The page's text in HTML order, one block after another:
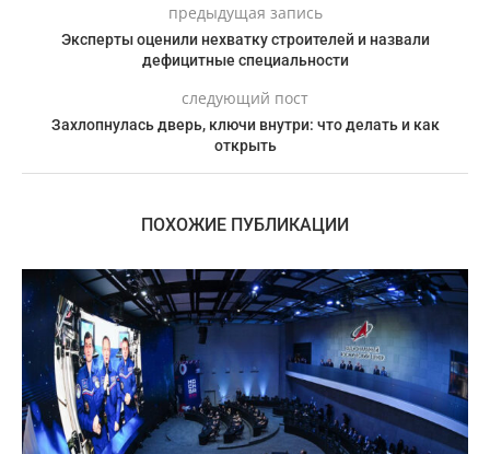
предыдущая запись
Эксперты оценили нехватку строителей и назвали
дефицитные специальности
следующий пост
Захлопнулась дверь, ключи внутри: что делать и как
открыть
ПОХОЖИЕ ПУБЛИКАЦИИ